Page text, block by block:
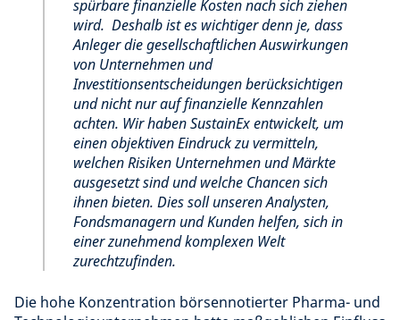
spürbare finanzielle Kosten nach sich ziehen
wird. Deshalb ist es wichtiger denn je, dass
Anleger die gesellschaftlichen Auswirkungen
von Unternehmen und
Investitionsentscheidungen berücksichtigen
und nicht nur auf finanzielle Kennzahlen
achten. Wir haben SustainEx entwickelt, um
einen objektiven Eindruck zu vermitteln,
welchen Risiken Unternehmen und Märkte
ausgesetzt sind und welche Chancen sich
ihnen bieten. Dies soll unseren Analysten,
Fondsmanagern und Kunden helfen, sich in
einer zunehmend komplexen Welt
zurechtzufinden.
Die hohe Konzentration börsennotierter Pharma- und